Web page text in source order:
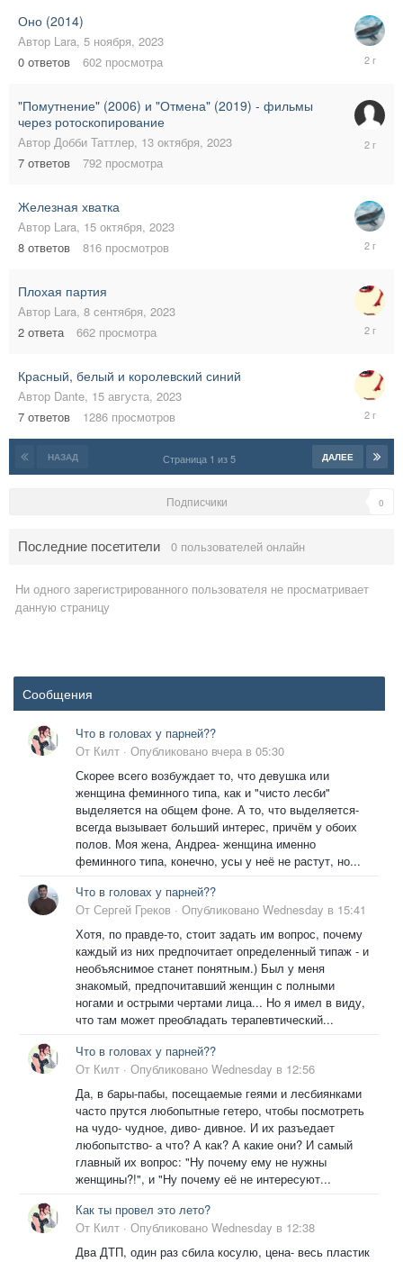
Оно (2014)
Автор Lara, 5 ноября, 2023
0 ответов 602 просмотра
ноября,
"Помутнение" (2006) и "Отмена" (2019) - фильмы
через ротоскопирование
Автор Добби Таттлер, 13 октября, 2023
7 ответов 792 просмотра
17
октября,
Железная хватка
Автор Lara, 15 октября, 2023
8 ответов 816 просмотров
16
октября,
Плохая партия
Автор Lara, 8 сентября, 2023
2 ответа 662 просмотра
Красный, белый и королевский синий
Автор Dante, 15 августа, 2023
7 ответов 1286 просмотров
31
августа,
2023
НАЗАД ДАЛЕЕ
Страница 1 из 5
Подписчики 0
Последние посетители 0 пользователей онлайн
Ни одного зарегистрированного пользователя не просматривает
данную страницу
Сообщения
Что в головах у парней??
От Килт · Опубликовано вчера в 05:30
Скорее всего возбуждает то, что девушка или
женщина феминного типа, как и "чисто лесби"
выделяется на общем фоне. А то, что выделяется-
всегда вызывает больший интерес, причём у обоих
полов. Моя жена, Андреа- женщина именно
феминного типа, конечно, усы у неё не растут, но...
Что в головах у парней??
От Сергей Греков · Опубликовано Wednesday в 15:41
Хотя, по правде-то, стоит задать им вопрос, почему
каждый из них предпочитает определенный типаж - и
необъяснимое станет понятным.) Был у меня
знакомый, предпочитавший женщин с полными
ногами и острыми чертами лица... Но я имел в виду,
что там может преобладать терапевтический...
Что в головах у парней??
От Килт · Опубликовано Wednesday в 12:56
Да, в бары-пабы, посещаемые геями и лесбиянками
часто прутся любопытные гетеро, чтобы посмотреть
на чудо- чудное, диво- дивное. И их разъедает
любопытство- а что? А как? А какие они? И самый
главный их вопрос: "Ну почему ему не нужны
женщины?!", и "Ну почему её не интересуют...
Как ты провел это лето?
От Килт · Опубликовано Wednesday в 12:38
Два ДТП, один раз сбила косулю, цена- весь пластик